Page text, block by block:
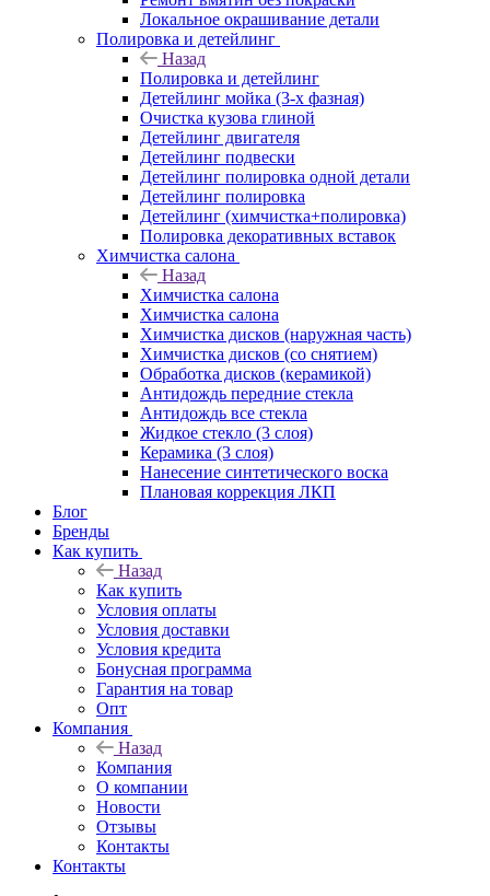
Локальное окрашивание детали
Полировка и детейлинг
Назад
Полировка и детейлинг
Детейлинг мойка (3-х фазная)
Очистка кузова глиной
Детейлинг двигателя
Детейлинг подвески
Детейлинг полировка одной детали
Детейлинг полировка
Детейлинг (химчистка+полировка)
Полировка декоративных вставок
Химчистка салона
Назад
Химчистка салона
Химчистка салона
Химчистка дисков (наружная часть)
Химчистка дисков (со снятием)
Обработка дисков (керамикой)
Антидождь передние стекла
Антидождь все стекла
Жидкое стекло (3 слоя)
Керамика (3 слоя)
Нанесение синтетического воска
Плановая коррекция ЛКП
Блог
Бренды
Как купить
Назад
Как купить
Условия оплаты
Условия доставки
Условия кредита
Бонусная программа
Гарантия на товар
Опт
Компания
Назад
Компания
О компании
Новости
Отзывы
Контакты
Контакты